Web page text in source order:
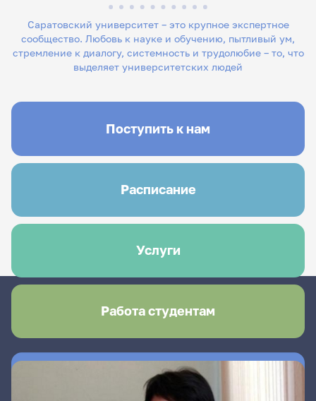
Саратовский университет – это крупное экспертное
сообщество. Любовь к науке и обучению, пытливый ум,
стремление к диалогу, системность и трудолюбие – то, что
выделяет университетских людей
Поступить к нам
Расписание
Услуги
Работа студентам